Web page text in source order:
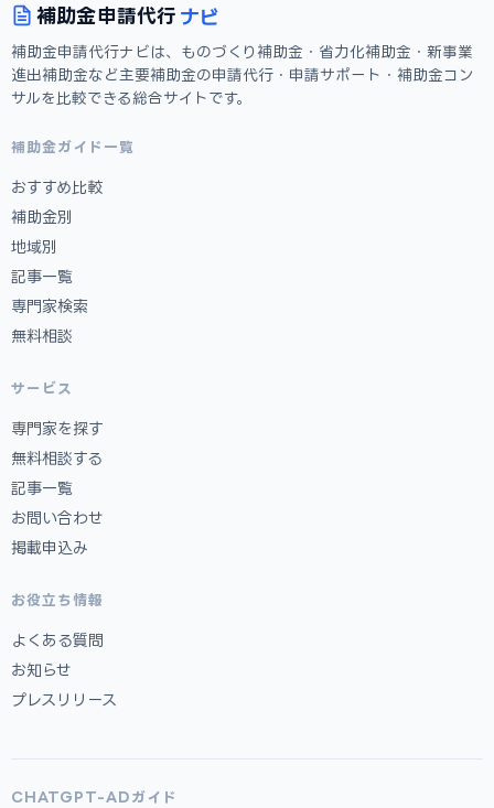
補助金申請代行 ナビ
補助金申請代行ナビは、ものづくり補助金・省力化補助金・新事業
進出補助金など主要補助金の申請代行・申請サポート・補助金コン
サルを比較できる総合サイトです。
補助金ガイド一覧
おすすめ比較
補助金別
地域別
記事一覧
専門家検索
無料相談
サービス
専門家を探す
無料相談する
記事一覧
お問い合わせ
掲載申込み
お役立ち情報
よくある質問
お知らせ
プレスリリース
CHATGPT-ADガイド